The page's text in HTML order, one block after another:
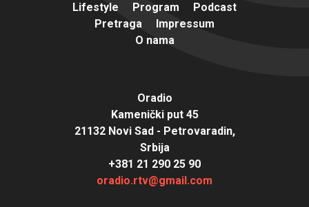
Lifestyle
Program
Podcast
Pretraga
Impressum
O nama
Oradio
Kamenički put 45
21132 Novi Sad - Petrovaradin,
Srbija
+381 21 290 25 90
oradio.rtv@gmail.com